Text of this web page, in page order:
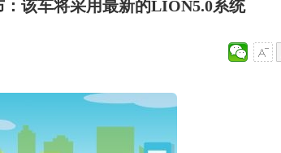
该车将采用最新的LION5.0系统